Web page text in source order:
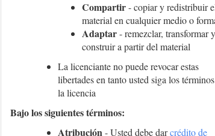
Compartir- copiar y redistribuir
material en cualquier medio o
Adaptar- remezclar, transformar y
construir a partir del material
La licenciante no puede revocar estas
libertades en tanto usted siga los
la licencia
Bajo los siguientes términos:
Atribución- Usted debe darcrédito de